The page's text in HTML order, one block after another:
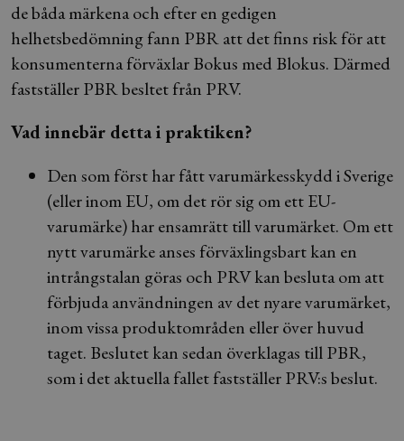
de båda märkena och efter en gedigen
helhetsbedömning fann PBR att det finns risk för att
konsumenterna förväxlar Bokus med Blokus. Därmed
fastställer PBR besltet från PRV.
Vad innebär detta i praktiken?
Den som först har fått varumärkesskydd i Sverige
(eller inom EU, om det rör sig om ett EU-
varumärke) har ensamrätt till varumärket. Om ett
nytt varumärke anses förväxlingsbart kan en
intrångstalan göras och PRV kan besluta om att
förbjuda användningen av det nyare varumärket,
inom vissa produktområden eller över huvud
taget. Beslutet kan sedan överklagas till PBR,
som i det aktuella fallet fastställer PRV:s beslut.